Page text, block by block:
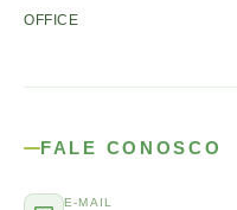
OFFICE
FALE CONOSCO
E-MAIL